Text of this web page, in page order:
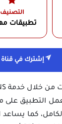
التصنيف
تطبيقات
إشترك في قناة
يعمل التطبيق
كما